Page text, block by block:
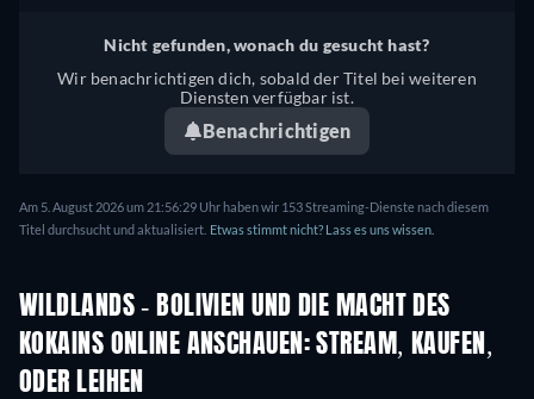
Nicht gefunden, wonach du gesucht hast?
Wir benachrichtigen dich, sobald der Titel bei weiteren
Diensten verfügbar ist.
Benachrichtigen
Am 5. August 2026 um 21:56:29 Uhr haben wir 153 Streaming-Dienste nach diesem
Titel durchsucht und aktualisiert. Etwas stimmt nicht? Lass es uns wissen.
WILDLANDS - BOLIVIEN UND DIE MACHT DES
KOKAINS ONLINE ANSCHAUEN: STREAM, KAUFEN,
ODER LEIHEN